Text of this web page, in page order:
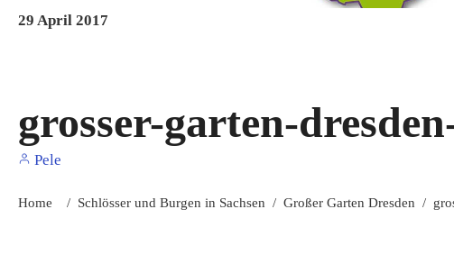
29 April 2017
grosser-garten-
Pele
Home / Schlösser und Burgen in Sachsen / Großer Garten Dresden /